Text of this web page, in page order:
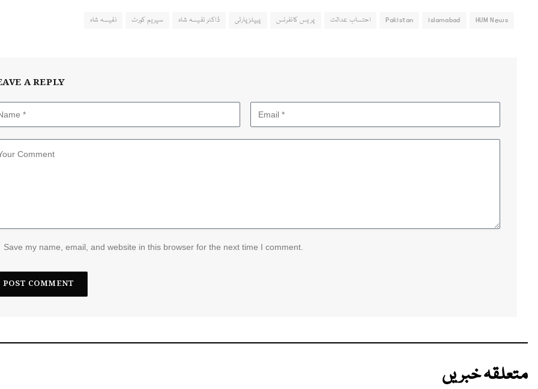
HUM News
islamabad
Pakistan احتساب عدالت پریس کانفرنس پیپلزپارٹی ڈاکٹر نفیسہ شاہ سپریم کورٹ نفیسہ شاہ
A REPLY
Save my name, email, and website in this browser for the next time I comment.
متعلقہ خبریں